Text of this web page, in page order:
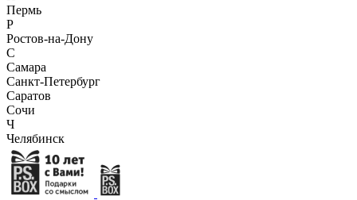
Пермь
Р
Ростов-на-Дону
С
Самара
Санкт-Петербург
Саратов
Сочи
Ч
Челябинск